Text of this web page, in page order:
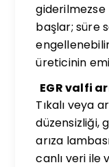
başlar; süre
engellenebilir
üreticinin
EGR valfi
Tıkalı veya
düzensizliği,
arıza
canlı veri ile